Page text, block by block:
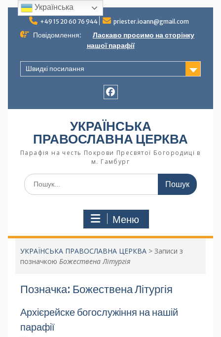
+49 15 20 60 76 944 priester.ioann@gmail.com
Повідомлення:
Ласкаво просимо на сторінку
нашої парафії
Швидкі посилання
УКРАЇНСЬКА
ПРАВОСЛАВНА ЦЕРКВА
Парафія на честь Покрови Пресвятої Богородиці в
м. Гамбург
Меню
УКРАЇНСЬКА ПРАВОСЛАВНА ЦЕРКВА> Записи з
позначкою Божествена Літургія
Позначка: Божествена Літургія
Архієрейске богослужіння на нашій
парафії
Українська